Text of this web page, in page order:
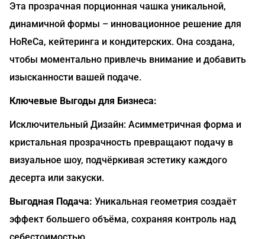
Эта прозрачная порционная чашка уникальной,
динамичной формы – инновационное решение для
HoReCa, кейтеринга и кондитерских. Она создана,
чтобы моментально привлечь внимание и добавить
изысканности вашей подаче.
Ключевые Выгоды для Бизнеса:
Исключительный Дизайн: Асимметричная форма и
кристальная прозрачность превращают подачу в
визуальное шоу, подчёркивая эстетику каждого
десерта или закуски.
Выгодная Подача: Уникальная геометрия создаёт
эффект большего объёма, сохраняя контроль над